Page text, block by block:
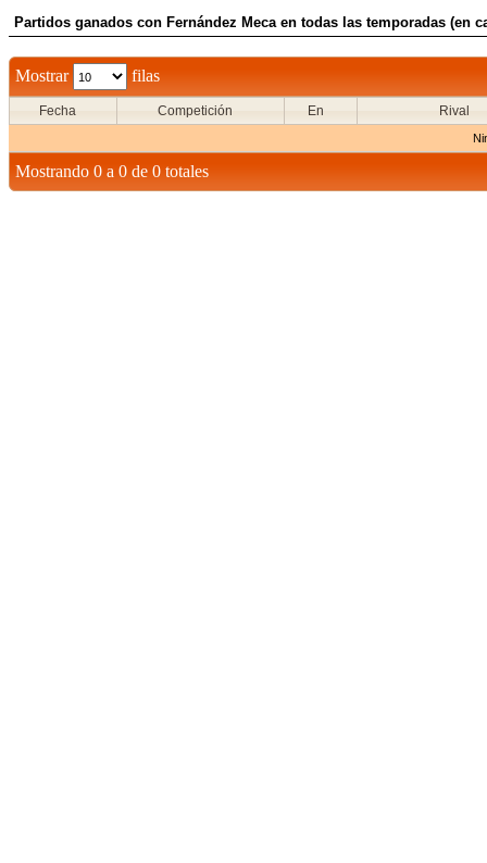
Partidos ganados con Fernández Meca en todas las temporadas (en
Mostrar filas
Fecha Competición En Rival
Mostrando 0 a 0 de 0 totales